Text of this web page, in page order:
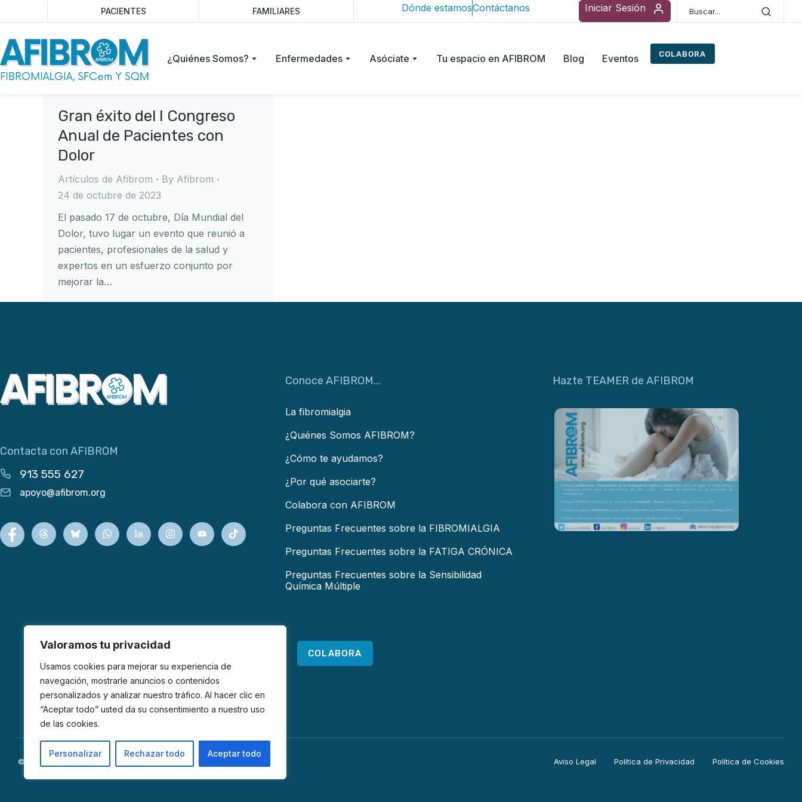
Valoramos tu privacidad
Usamos cookies para mejorar su experiencia de
navegación, mostrarle anuncios o contenidos
personalizados y analizar nuestro tráfico. Al hacer clic en
“Aceptar todo” usted da su consentimiento a nuestro uso
de las cookies.
Personalizar Rechazar todo Aceptar todo
PACIENTES FAMILIARES Dónde estamosContáctanos Iniciar Sesión
¿Quiénes Somos? Enfermedades Asóciate Tu espacio en AFIBROM Blog Eventos COLABORA
Gran éxito del I Congreso
Anual de Pacientes con
Dolor
Artículos de Afibrom By Afibrom
24 de octubre de 2023
El pasado 17 de octubre, Día Mundial del
Dolor, tuvo lugar un evento que reunió a
pacientes, profesionales de la salud y
expertos en un esfuerzo conjunto por
mejorar la…
Contacta con AFIBROM
913 555 627
apoyo@afibrom.org
Conoce AFIBROM...
La fibromialgia
¿Quiénes Somos AFIBROM?
¿Cómo te ayudamos?
¿Por qué asociarte?
Colabora con AFIBROM
Preguntas Frecuentes sobre la FIBROMIALGIA
Preguntas Frecuentes sobre la FATIGA CRÓNICA
Preguntas Frecuentes sobre la Sensibilidad
Química Múltiple
COLABORA
Hazte TEAMER de AFIBROM
© 2026 AFIBROM. Todos los derechos reservados. Aviso Legal Política de Privacidad Política de Cookies